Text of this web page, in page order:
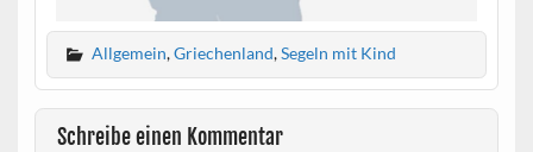
Allgemein,Griechenland,Segeln mit Kind
Schreibe einen Kommentar